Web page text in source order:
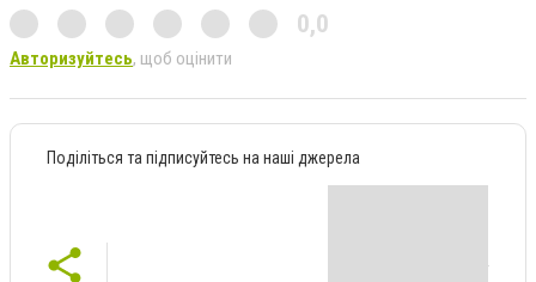
0,0
Авторизуйтесь, щоб оцінити
Поділіться та підписуйтесь на наші джерела